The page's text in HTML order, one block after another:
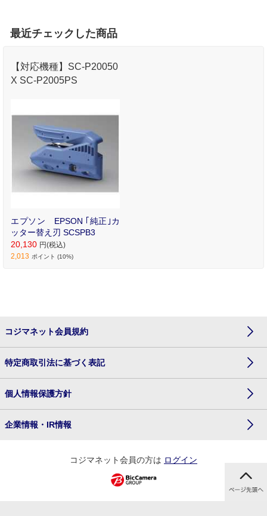
最近チェックした商品
【対応機種】SC-P20050
X SC-P2005PS
エプソン EPSON ｢純正｣カ
ッター替え刃 SCSPB3
20,130 円(税込)
2,013 ポイント (10%)
コジマネット会員規約
特定商取引法に基づく表記
個人情報保護方針
企業情報・IR情報
コジマネット会員の方は ログイン